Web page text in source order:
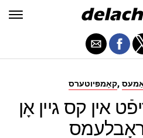
קאָמפּיוטערס,
אין קס גיין אָן